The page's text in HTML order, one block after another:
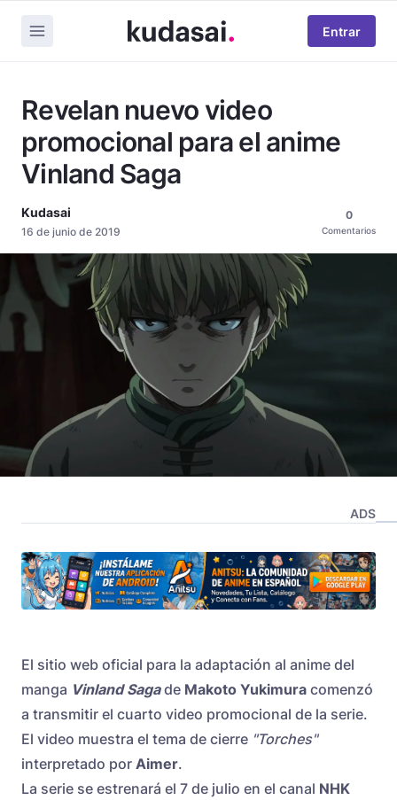
Entrar
Revelan nuevo video
promocional para el anime
Vinland Saga
Kudasai
16 de junio de 2019
0
Comentarios
ADS
El sitio web oficial para la adaptación al anime del
manga Vinland Sagade Makoto Yukimura comenzó
a transmitir el cuarto video promocional de la serie.
El video muestra el tema de cierre "Torches"
interpretado por Aimer.
La serie se estrenará el 7 de julio en el canal NHK